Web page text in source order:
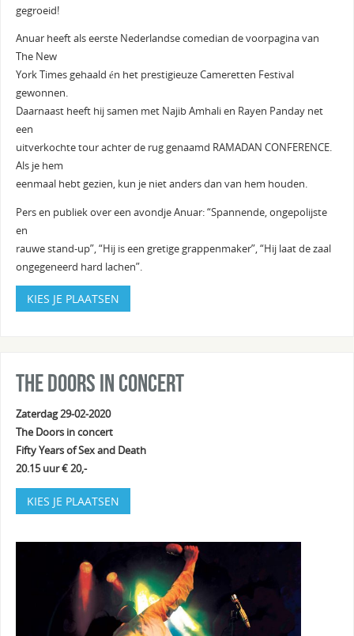
gegroeid!
Anuar heeft als eerste Nederlandse comedian de voorpagina van
The New
York Times gehaald én het prestigieuze Cameretten Festival
gewonnen.
Daarnaast heeft hij samen met Najib Amhali en Rayen Panday net
een
uitverkochte tour achter de rug genaamd RAMADAN CONFERENCE.
Als je hem
eenmaal hebt gezien, kun je niet anders dan van hem houden.
Pers en publiek over een avondje Anuar: “Spannende, ongepolijste
en
rauwe stand-up”, “Hij is een gretige grappenmaker”, “Hij laat de zaal
ongegeneerd hard lachen”.
KIES JE PLAATSEN
The Doors in concert
Zaterdag 29-02-2020
The Doors in concert
Fifty Years of Sex and Death
20.15 uur € 20,-
KIES JE PLAATSEN